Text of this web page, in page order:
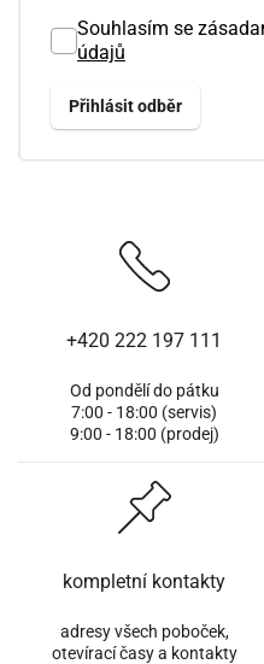
Souhlasím se
údajů
+420 222 197 111
Od pondělí do pátku
7:00 - 18:00 (servis)
9:00 - 18:00 (prodej)
kompletní kontakty
adresy všech poboček,
otevírací časy a kontakty